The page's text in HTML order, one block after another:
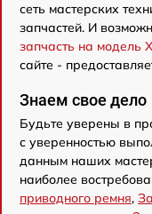
сеть мастерских
запчастей. И
запчасть на модель
сайте -
Знаем свое дело
Будьте уверены в
с уверенностью
данным наших
наиболее
приводного ремня,